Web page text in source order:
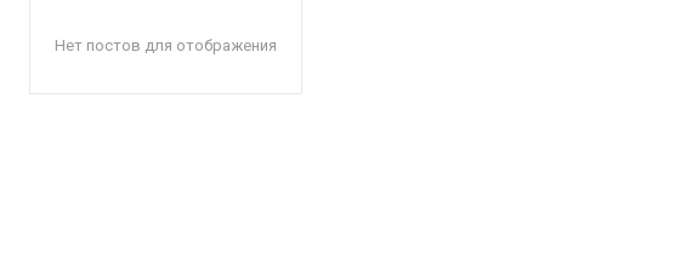
Нет постов для отображения